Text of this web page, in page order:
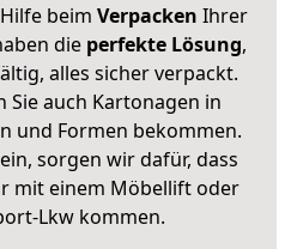
beim Verpacken Ihrer
die perfekte Lösung,
alles sicher verpackt.
Sie auch Kartonagen in
und Formen bekommen.
sorgen wir dafür, dass
mit einem Möbellift oder
Lkw kommen.